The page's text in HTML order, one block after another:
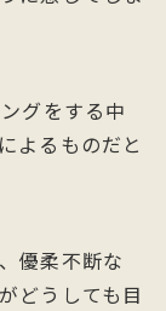
グをする中
よるものだと
優柔不断な
どうしても目